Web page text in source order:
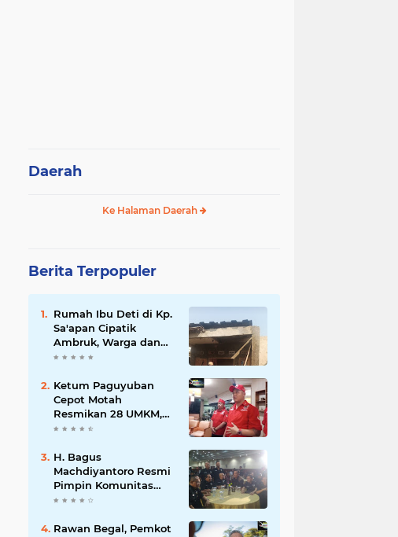
Daerah
Ke Halaman Daerah
Berita Terpopuler
Rumah Ibu Deti di Kp.
Sa'apan Cipatik
Ambruk, Warga dan
Pemdes Sigap Bantu
Ketum Paguyuban
Cepot Motah
Resmikan 28 UMKM,
Siap Gelar Festival
Jalan Braga
H. Bagus
Machdiyantoro Resmi
Pimpin Komunitas
BBC Periode 2026–
Solidaritas dan
Rawan Begal, Pemkot